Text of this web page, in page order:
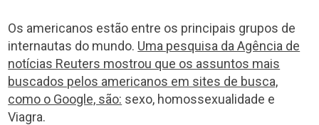
Os americanos estão entre os principais grupos de
internautas do mundo. Uma pesquisa da Agência de
notícias Reuters mostrou que os assuntos mais
buscados pelos americanos em sites de busca,
como o Google, são: sexo, homossexualidade e
Viagra.